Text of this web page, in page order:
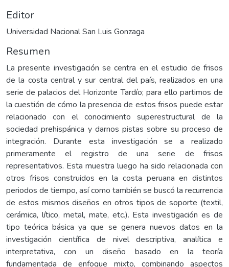
Editor
Universidad Nacional San Luis Gonzaga
Resumen
La presente investigación se centra en el estudio de frisos
de la costa central y sur central del país, realizados en una
serie de palacios del Horizonte Tardío; para ello partimos de
la cuestión de cómo la presencia de estos frisos puede estar
relacionado con el conocimiento superestructural de la
sociedad prehispánica y darnos pistas sobre su proceso de
integración. Durante esta investigación se a realizado
primeramente el registro de una serie de frisos
representativos. Esta muestra luego ha sido relacionada con
otros frisos construidos en la costa peruana en distintos
periodos de tiempo, así como también se buscó la recurrencia
de estos mismos diseños en otros tipos de soporte (textil,
cerámica, lítico, metal, mate, etc.). Esta investigación es de
tipo teórica básica ya que se genera nuevos datos en la
investigación científica de nivel descriptiva, analítica e
interpretativa, con un diseño basado en la teoría
fundamentada de enfoque mixto, combinando aspectos